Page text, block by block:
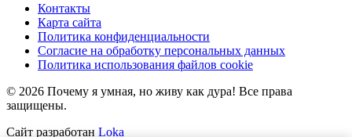
Контакты
Карта сайта
Политика конфиденциальности
Согласие на обработку персональных данных
Политика использования файлов cookie
© 2026 Почему я умная, но живу как дура! Все права
защищены.
Сайт разработан Loka